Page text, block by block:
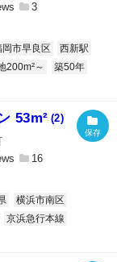
3
岡市早良区
西新駅
200m²～
築50年
53m² (2)
16
横浜市南区
京浜急行本線